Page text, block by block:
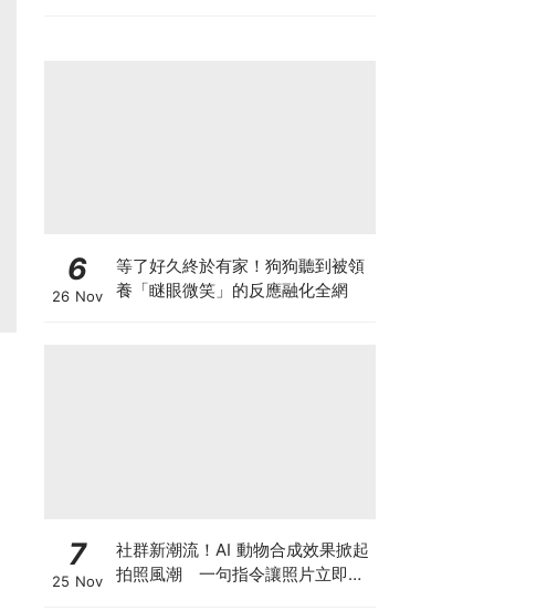
6
26 Nov
等了好久終於有家！狗狗聽到被領
養「瞇眼微笑」的反應融化全網
7
25 Nov
社群新潮流！AI 動物合成效果掀起
拍照風潮 一句指令讓照片立即升